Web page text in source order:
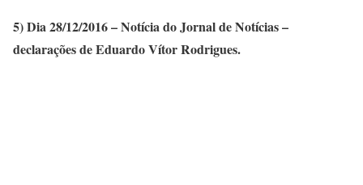
5) Dia 28/12/2016 – Notícia do Jornal de Notícias –
declarações de Eduardo Vítor Rodrigues.